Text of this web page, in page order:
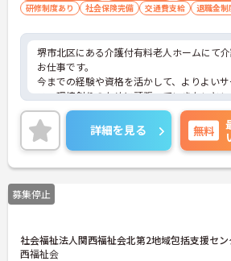
研修制度あり
社会保険完備 交通費支給 退職金制
堺市北区にある介護付有料老人ホームにて
お仕事です。
今までの経験や資格を活かして、よりよい
ス・環境創りのために頑張っていきたいと
迎！
やりがいのあるお仕事であることはもちろ
やすい環境や休暇が充実していますので、
ライベートも充実できる職場です♪
ご興味がある方は是非一度マイナビまでお
せください。さらに詳細などお伝えします！
詳細を見る 無料
募集停止
社会福祉法人関西福祉会北第2地域包括支援セン
西福祉会